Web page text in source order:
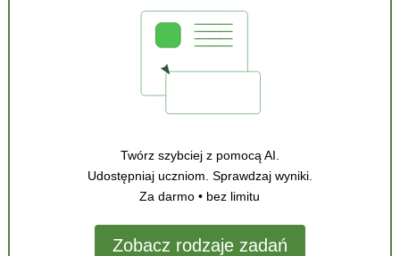
Twórz szybciej z pomocą AI.
Udostępniaj uczniom. Sprawdzaj wyniki.
Za darmo • bez limitu
Zobacz rodzaje zadań